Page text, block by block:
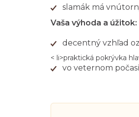
slamák má
Vaša výhoda a úžitok:
decentný vzhľad
< li>praktická pokrývka
vo veternom